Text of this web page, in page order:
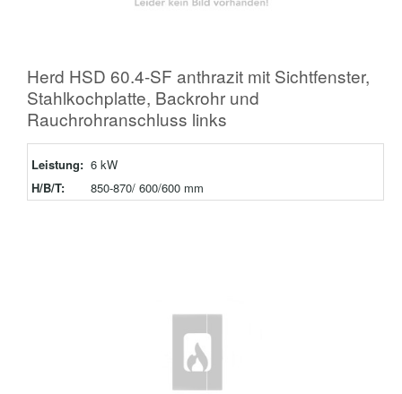
Herd HSD 60.4-SF anthrazit mit Sichtfenster,
Stahlkochplatte, Backrohr und
Rauchrohranschluss links
Leistung: 6 kW
H/B/T:
850-870/ 600/600 mm